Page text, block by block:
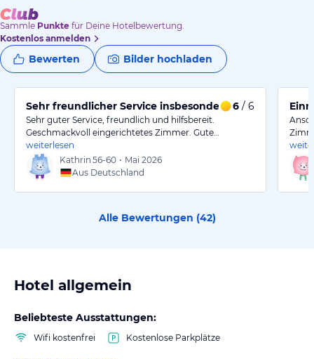
Sammle Punkte für Deine Hotelbewertung.
Kostenlos anmelden
Bewerten Bilder hochladen
Sehr freundlicher Service insbesondere an der
6 / 6
Sehr guter Service, freundlich und hilfsbereit.
Geschmackvoll eingerichtetes Zimmer. Gute…
weiterlesen
Kathrin 56-60 • Mai 2026
Aus Deutschland
Alle Bewertungen (42)
Hotel allgemein
Beliebteste Ausstattungen:
Wifi kostenfrei Kostenlose Parkplätze